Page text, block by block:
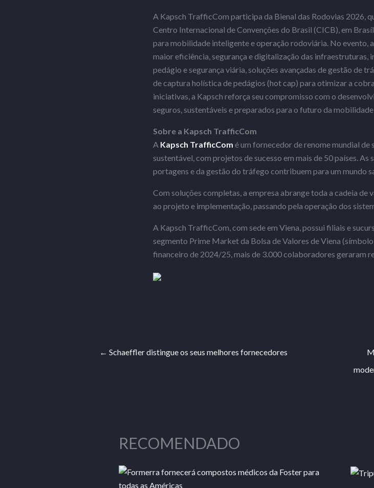
A Kapsch TrafficCom participa da Bienal das Rodovias 2026,
Centro Internacional de Convenções do Brasil (CICB), em
para mobilidade inteligente e operação rodoviária. No evento,
maior eficiência, segurança e digitalização das infraestruturas,
pedágio e segurança viária, soluções avançadas de gestão de
de captura holística de pedágios (hot cap) para otimizar a
iniciativas, a Kapsch reforça seu compromisso com o
seguros, sustentáveis e preparados para o futuro da mobilidade
Sobre a Kapsch TrafficCom
A Kapsch TrafficCom é um fornecedor de renome mundial
sustentável, com projetos de sucesso em mais de 50 países. As
portagens e da gestão do tráfego contribuem para um mundo
Com soluções completas, a empresa abrange toda a cadeia de
ao projeto e implementação, passando pela operação dos
A Kapsch TrafficCom, com sede em Viena, possui filiais e
segmento Prime Market da Bolsa de Valores de Viena
financeiro de 2024/25, mais de 3.000 colaboradores geraram
← Schaeffler distingue os seus melhores fornecedores
RECOMENDADO